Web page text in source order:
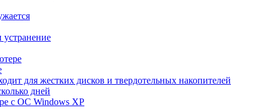
для жестких дисков и твердотельных накопителей
дней
с ОС Windows XP